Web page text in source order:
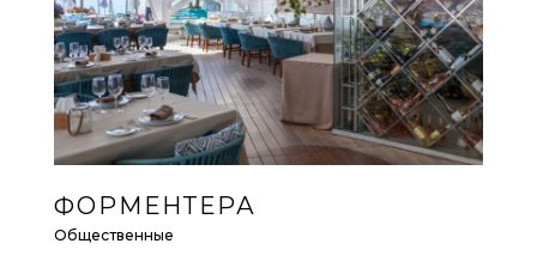
ФОРМЕНТЕРА
Общественные